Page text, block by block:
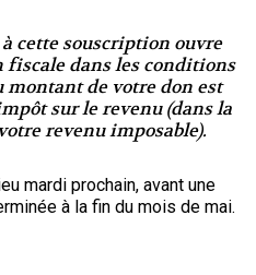
cette souscription ouvre
dans les conditions
montant de votre don est
sur le revenu (dans la
revenu imposable).
mardi prochain, avant une
à la fin du mois de mai.